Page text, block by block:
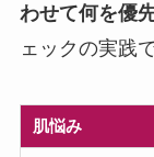
わせて何を優
ェックの実践で
肌悩み